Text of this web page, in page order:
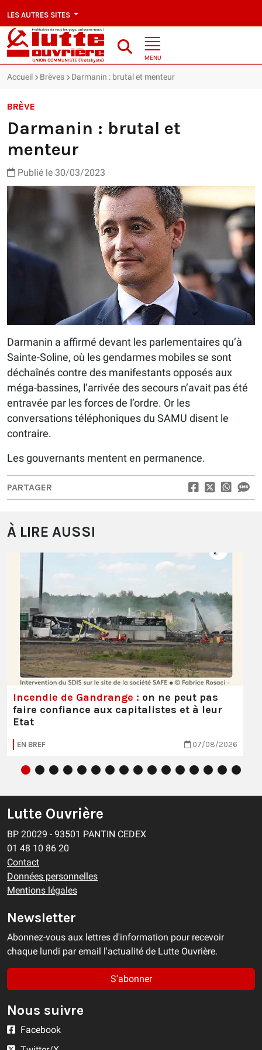
LES AUTRES SITES
MENU
Accueil Brèves Darmanin : brutal et menteur
BRÈVE
Darmanin : brutal et
menteur
Publié le 30/03/2023
Darmanin a affirmé devant les parlementaires qu’à
Sainte-Soline, où les gendarmes mobiles se sont
déchaînés contre des manifestants opposés aux
méga-bassines, l’arrivée des secours n’avait pas été
entravée par les forces de l’ordre. Or les
conversations téléphoniques du SAMU disent le
contraire.
Les gouvernants mentent en permanence.
PARTAGER
À LIRE AUSSI
Incendie de Gandrange : on ne peut pas
faire confiance aux capitalistes et à leur
Etat
EN BREF 07/08/2026
Lutte Ouvrière
BP 20029 - 93501 PANTIN CEDEX
01 48 10 86 20
Contact
Données personnelles
Mentions légales
Newsletter
Abonnez-vous aux lettres d'information pour recevoir
chaque lundi par email l'actualité de Lutte Ouvrière.
S'abonner
Nous suivre
Facebook